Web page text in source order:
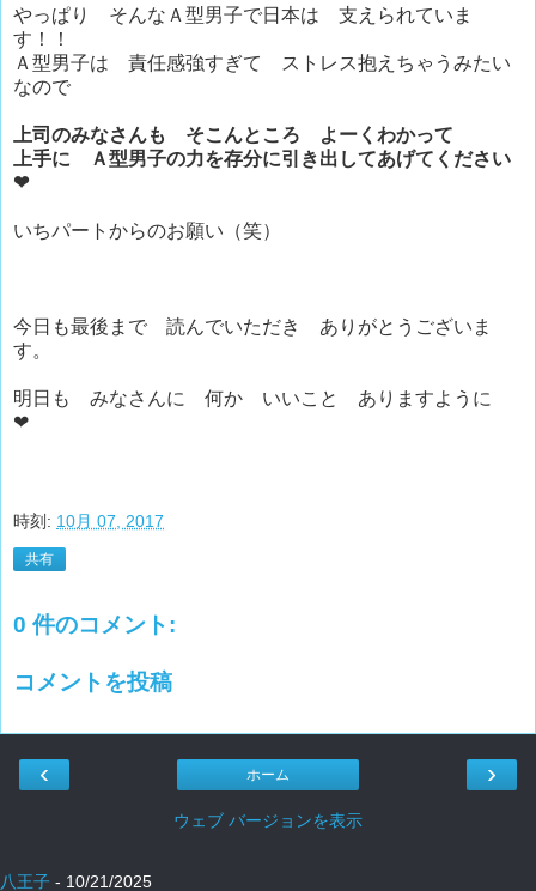
やっぱり そんなＡ型男子で日本は 支えられていま
す！！
Ａ型男子は 責任感強すぎて ストレス抱えちゃうみたい
なので
上司のみなさんも そこんところ よーくわかって
上手に Ａ型男子の力を存分に引き出してあげてください
❤
いちパートからのお願い（笑）
今日も最後まで 読んでいただき ありがとうございま
す。
明日も みなさんに 何か いいこと ありますように
❤
時刻: 10月 07, 2017
共有
0 件のコメント:
コメントを投稿
‹ ›
ホーム
ウェブ バージョンを表示
八王子 - 10/21/2025